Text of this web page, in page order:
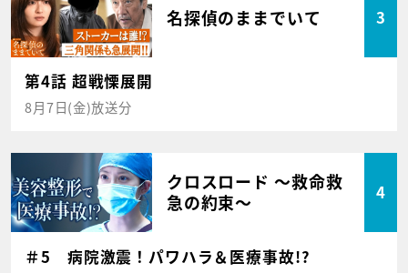
名探偵のままでいて 3
第4話 超戦慄展開
8月7日(金)放送分
クロスロード ～救命救
急の約束～
4
＃5 病院激震！パワハラ＆医療事故!?